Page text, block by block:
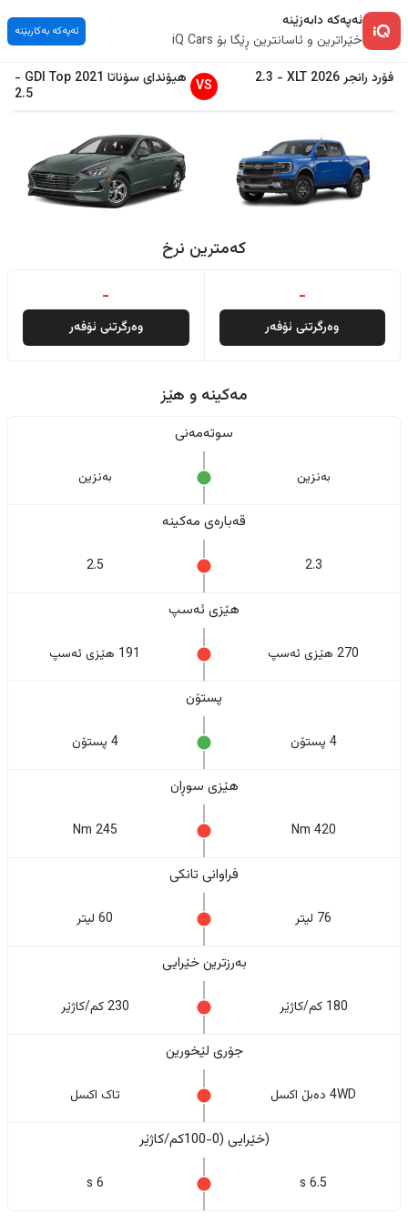
ئەپەکە دابەزێنە
خێراترین و ئاسانترین ڕێگا بۆ iQ Cars
ئەپەکە بەکاربێنە
فۆرد رانجر2026
XLT
-
2.3
VS هیۆندای سۆناتا 2021
GDI Top
-
2.5
کەمترین نرخ
-
وەرگرتنی ئۆفەر
-
وەرگرتنی ئۆفەر
مەکینە و هێز
سوتەمەنی
بەنزین بەنزین
قەبارەی مەکینە
2.3
2.5
هێزی ئەسپ
270 هێزی ئەسپ 191 هێزی ئەسپ
پستۆن
4 پستۆن 4 پستۆن
هێزی سوڕان
420 Nm
245 Nm
فراوانی تانکی
76 لیتر 60 لیتر
بەرزترین خێرایی
180 کم/کاژێر 230 کم/کاژێر
جۆری لێخورین
4WD دەبڵ اکسل تاک اکسل
(خێرایی (0-100کم/کاژێر
6.5 s
6 s